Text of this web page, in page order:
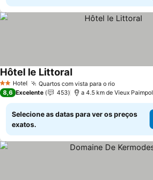
2 Estrelas
Hotel Quartos com vista para o rio
Hôtel le Littoral
8,6 Excelente 453 a 4.5 km de Vieux Paimpol
Selecione as datas para ver os preços
exatos.